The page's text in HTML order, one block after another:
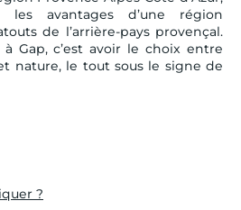
avantages d’une région
de l’arrière-pays provençal.
à Gap, c’est avoir le choix entre
nature, le tout sous le signe de
?